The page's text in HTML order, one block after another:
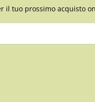
il tuo prossimo acquisto